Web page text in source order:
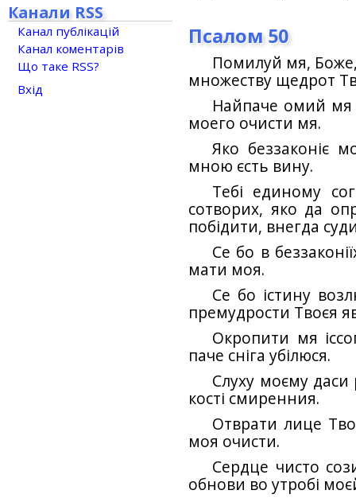
Псалом 50
Помилуй мя, Боже,
множеству щедрот
Найпаче омий мя
моего очисти мя.
Яко беззаконіє
мною єсть вину.
Тебі единому
сотворих, яко да
побідити, внегда
Се бо в
мати моя.
Се бо істину
премудрости Твоєя
Окропити мя
паче сніга убілюся.
Слуху моєму даси
кості смиренния.
Отврати лице
моя очисти.
Сердце чисто
обнови во утробі
Канали RSS
Канал публікацій
Канал коментарів
Що таке RSS?
Вхід